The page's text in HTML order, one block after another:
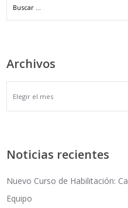
Archivos
ARCHIVOS
Noticias recientes
Nuevo Curso de Habilitación:
Equipo